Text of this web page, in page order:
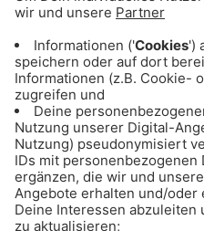
ANZEIGE -